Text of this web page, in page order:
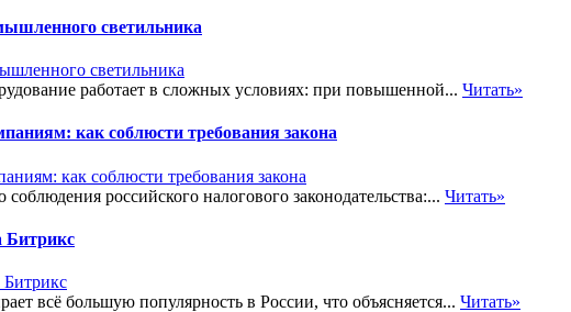
светильника
работает в сложных условиях: при повышенной... Читать»
как соблюсти требования закона
российского налогового законодательства:... Читать»
Битрикс
всё большую популярность в России, что объясняется... Читать»